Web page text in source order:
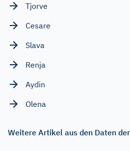
Tjorve
Cesare
Slava
Renja
Aydin
Olena
Weitere Artikel aus den Daten